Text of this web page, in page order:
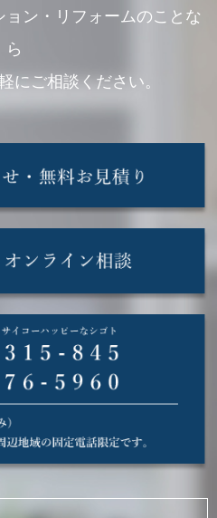
ン・リフォームのことな
ら
にご相談ください。